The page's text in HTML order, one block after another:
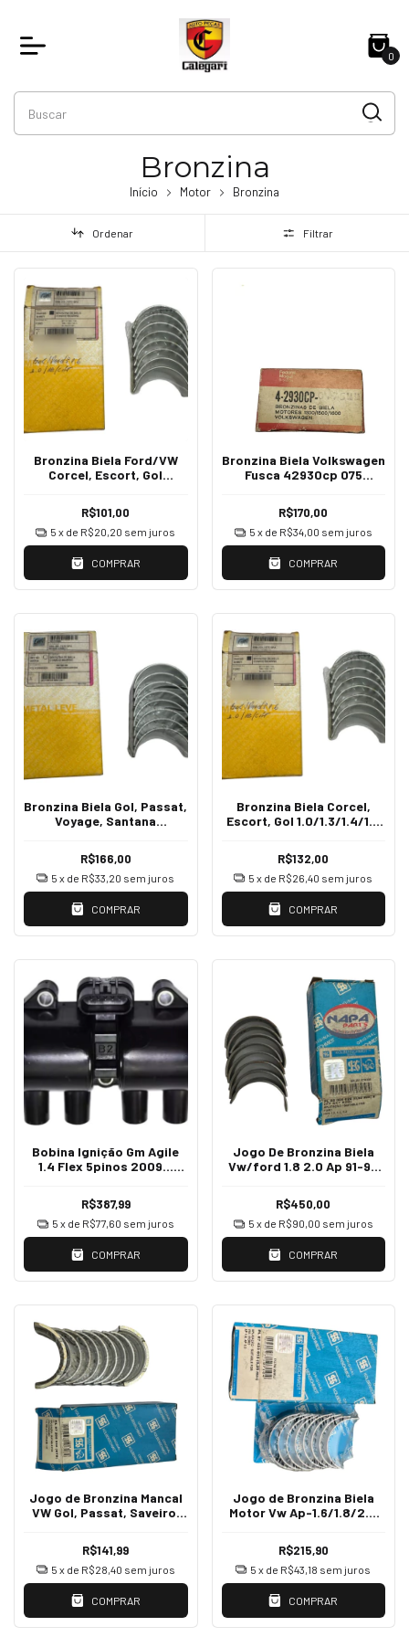
0
Bronzina
Início Motor Bronzina
Ordenar Filtrar
Bronzina Biela Ford/VW
Corcel, Escort, Gol
SBB223JJ
R$101,00
5 x de R$20,20 sem juros
COMPRAR
Bronzina Biela Volkswagen
Fusca 42930cp 075
R$170,00
5 x de R$34,00 sem juros
COMPRAR
Bronzina Biela Gol, Passat,
Voyage, Santana
SBB280J 050 SPA
R$166,00
5 x de R$33,20 sem juros
COMPRAR
Bronzina Biela Corcel,
Escort, Gol 1.0/1.3/1.4/1.6
R$132,00
5 x de R$26,40 sem juros
COMPRAR
Bobina Ignição Gm Agile
1.4 Flex 5pinos 2009...
R$387,99
5 x de R$77,60 sem juros
COMPRAR
Jogo De Bronzina Biela
Vw/ford 1.8 2.0 Ap 91-95
R$450,00
5 x de R$90,00 sem juros
COMPRAR
Jogo de Bronzina Mancal
VW Gol, Passat, Saveiro,
HL87205600STD
R$141,99
5 x de R$28,40 sem juros
COMPRAR
Jogo de Bronzina Biela
Motor Vw Ap-1.6/1.8/2.0
PL87433610
R$215,90
5 x de R$43,18 sem juros
COMPRAR